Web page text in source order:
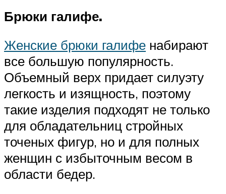
Брюки галифе.
Женские брюки галифе набирают
все большую популярность.
Объемный верх придает силуэту
легкость и изящность, поэтому
такие изделия подходят не только
для обладательниц стройных
точеных фигур, но и для полных
женщин с избыточным весом в
области бедер.